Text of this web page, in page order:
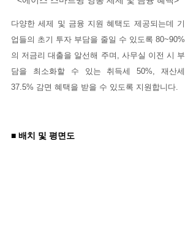
다양한 세제 및 금융 지원 혜택도 제공되는데 기
업들의 초기 투자 부담을 줄일 수 있도록 80~90%
의 저금리 대출을 알선해 주며, 사무실 이전 시 부
담을 최소화할 수 있는 취득세 50%, 재산세
37.5% 감면 혜택을 받을 수 있도록 지원합니다.
■ 배치 및 평면도